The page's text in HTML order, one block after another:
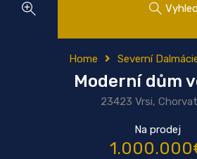
Home Severní
Moderní dům
23423 Vrsi,
Na prodej